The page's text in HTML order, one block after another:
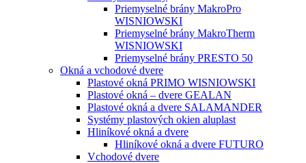
Priemyselné brány MakroPro
WISNIOWSKI
Priemyselné brány MakroTherm
WISNIOWSKI
Priemyselné brány PRESTO 50
Okná a vchodové dvere
Plastové okná PRIMO WISNIOWSKI
Plastové okná – dvere GEALAN
Plastové okná a dvere SALAMANDER
Systémy plastových okien aluplast
Hliníkové okná a dvere
Hliníkové okná a dvere FUTURO
Vchodové dvere